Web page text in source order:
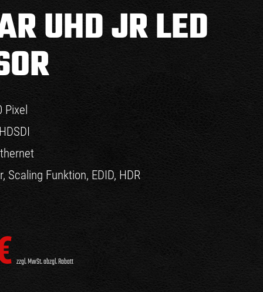
UHD JR LED
Scaling Funktion, EDID, HDR
zzgl. MwSt. abzgl. Rabatt